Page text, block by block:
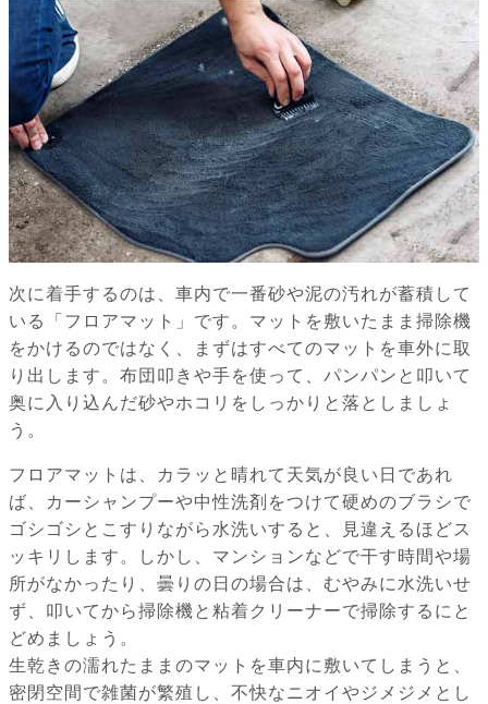
次に着手するのは、車内で一番砂や泥の汚れが蓄積して
いる「フロアマット」です。マットを敷いたまま掃除機
をかけるのではなく、まずはすべてのマットを車外に取
り出します。布団叩きや手を使って、パンパンと叩いて
奥に入り込んだ砂やホコリをしっかりと落としましょ
う。
フロアマットは、カラッと晴れて天気が良い日であれ
ば、カーシャンプーや中性洗剤をつけて硬めのブラシで
ゴシゴシとこすりながら水洗いすると、見違えるほどス
ッキリします。しかし、マンションなどで干す時間や場
所がなかったり、曇りの日の場合は、むやみに水洗いせ
ず、叩いてから掃除機と粘着クリーナーで掃除するにと
どめましょう。
生乾きの濡れたままのマットを車内に敷いてしまうと、
密閉空間で雑菌が繁殖し、不快なニオイやジメジメとし